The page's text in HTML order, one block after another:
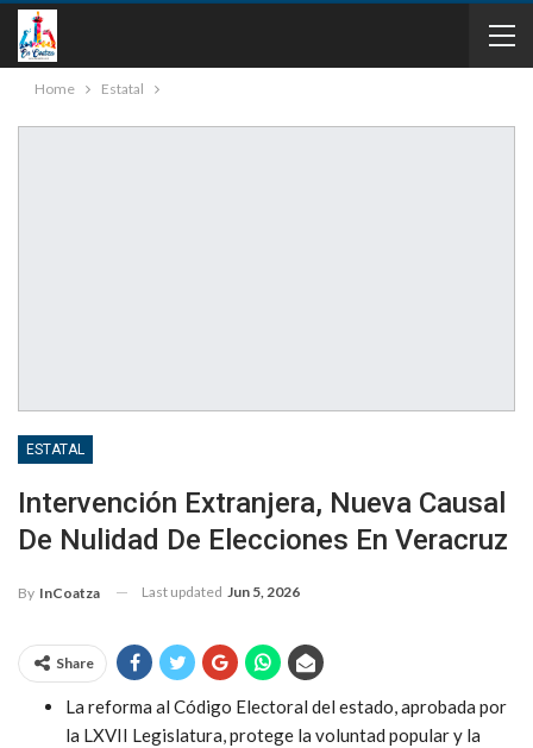
Home Estatal
ESTATAL
Intervención Extranjera, Nueva Causal
De Nulidad De Elecciones En Veracruz
By InCoatza Last updated Jun 5, 2026
Share
La reforma al Código Electoral del estado, aprobada por
la LXVII Legislatura, protege la voluntad popular y la